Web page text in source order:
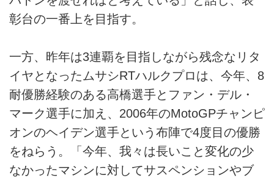
彰台の一番上を目指す。
一方、昨年は3連覇を目指しながら残念なリタ
イヤとなったムサシRTハルクプロは、今年、8
耐優勝経験のある高橋選手とファン・デル・
マーク選手に加え、2006年のMotoGPチャンピ
オンのヘイデン選手という布陣で4度目の優勝
をねらう。「今年、我々は長いこと変化の少
なかったマシンに対してサスペンションやブ